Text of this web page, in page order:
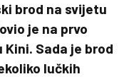
brod na svijetu
je na prvo
Kini. Sada je brod
lučkih